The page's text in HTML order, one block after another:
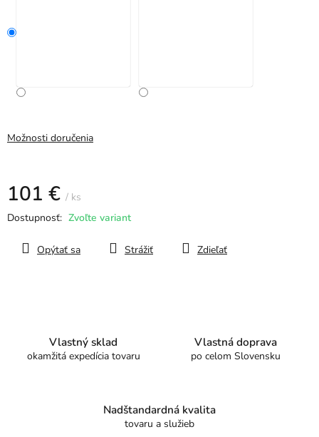
101 € / ks
Jednotková
Zvoľte variant
Možnosti doručenia
Opýtať sa Strážiť Zdieľať
Vlastný sklad
okamžitá expedícia tovaru
Vlastná doprava
po celom Slovensku
Nadštandardná kvalita
tovaru a služieb